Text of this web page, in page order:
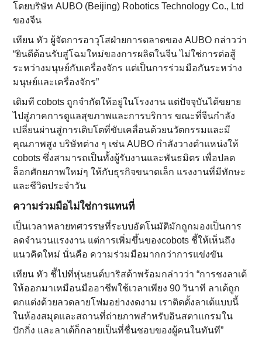
โดยบริษัท AUBO (Beijing) Robotics Technology Co., Ltd
ของจีน
เทียน หัว ผู้จัดการอาวุโสฝ่ายการตลาดของ AUBO กล่าวว่า
“ยินดีต้อนรับสู่โฉมใหม่ของการผลิตในจีน ไม่ใช่การต่อสู้
ระหว่างมนุษย์กับเครื่องจักร แต่เป็นการร่วมมือกันระหว่าง
มนุษย์และเครื่องจักร”
เดิมที cobots ถูกจำกัดให้อยู่ในโรงงาน แต่ปัจจุบันได้ขยาย
ไปสู่ภาคการดูแลสุขภาพและการบริการ ขณะที่จีนกำลัง
เปลี่ยนผ่านสู่การเติบโตที่ขับเคลื่อนด้วยนวัตกรรมและมี
คุณภาพสูง บริษัทต่าง ๆ เช่น AUBO กำลังวางตำแหน่งให้
cobots ซึ่งสามารถเป็นทั้งผู้รับงานและพันธมิตร เพื่อปลด
ล็อกศักยภาพใหม่ๆ ให้กับธุรกิจขนาดเล็ก แรงงานที่มีทักษะ
และชีวิตประจำวัน
ความร่วมมือไม่ใช่การแทนที่
เป็นเวลาหลายทศวรรษที่ระบบอัตโนมัติมักถูกมองเป็นการ
ลดจำนวนแรงงาน แต่การเพิ่มขึ้นของcobots ชี้ให้เห็นถึง
แนวคิดใหม่ นั่นคือ ความร่วมมือมากกว่าการแข่งขัน
เทียน หัว ชี้ไปที่หุ่นยนต์บาริสต้าพร้อมกล่าวว่า “การชงลาเต้
ให้ออกมาเหมือนมืออาชีพใช้เวลาเพียง 90 วินาที ลาเต้ถูก
ตกแต่งด้วยลวดลายโฟมอย่างงดงาม เราติดตั้งลาเต้แบบนี้
ในห้องสมุดและสถานที่ถ่ายภาพสำหรับอินสตาแกรมใน
ปักกิ่ง และลาเต้ก็กลายเป็นที่ชื่นชอบของผู้คนในทันที”